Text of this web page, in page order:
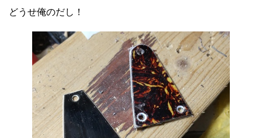
どうせ俺のだし！